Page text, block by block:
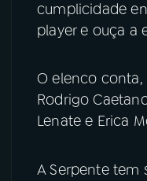
cumplicidade
player e ouça a
O elenco
Rodrigo
Lenate e Erica
A Serpente tem